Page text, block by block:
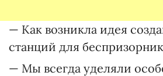
— Как возникла идея
станций для
— Мы всегда уделяли